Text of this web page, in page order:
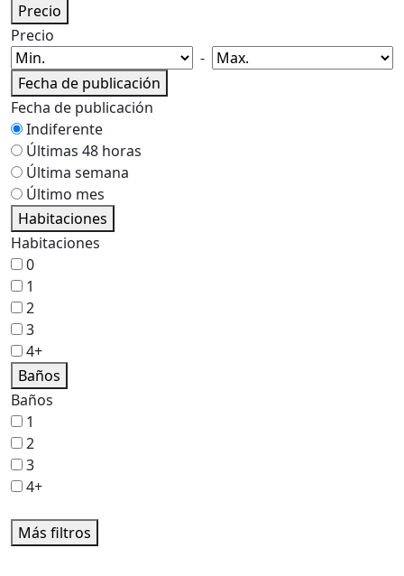
Precio
Precio
-
Fecha de publicación
Fecha de publicación
Indiferente
Últimas 48 horas
Última semana
Último mes
Habitaciones
Habitaciones
0
1
2
3
4+
Baños
Baños
1
2
3
4+
Más filtros